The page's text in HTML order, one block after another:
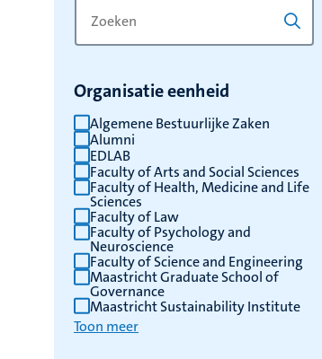
trefwoord
Organisatie eenheid
Algemene Bestuurlijke Zaken
Alumni
EDLAB
Faculty of Arts and Social Sciences
Faculty of Health, Medicine and Life
Sciences
Faculty of Law
Faculty of Psychology and
Neuroscience
Faculty of Science and Engineering
Maastricht Graduate School of
Governance
Maastricht Sustainability Institute
Toon meer